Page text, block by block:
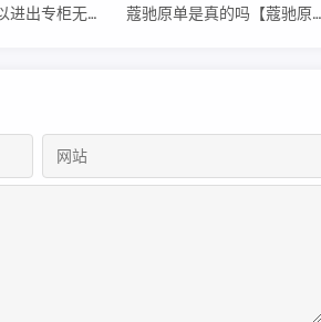
高仿包真的可以进出专柜无压力吗_高仿包包可以买不发货吗 蔻驰原单是真的吗【蔻驰原单渠道】